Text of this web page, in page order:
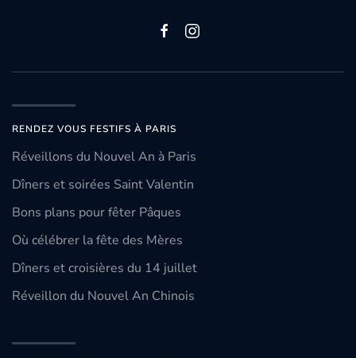
RENDEZ VOUS FESTIFS À PARIS
Réveillons du Nouvel An à Paris
Dîners et soirées Saint Valentin
Bons plans pour fêter Pâques
Où célébrer la fête des Mères
Dîners et croisières du 14 juillet
Réveillon du Nouvel An Chinois